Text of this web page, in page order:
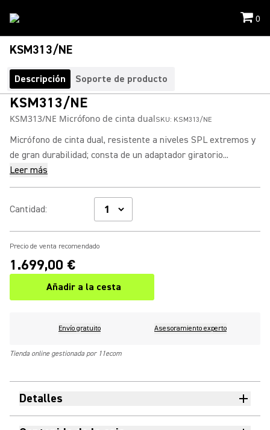
0
KSM313/NE
Descripción Soporte de producto
KSM313/NE
KSM313/NE Micrófono de cinta dualSKU: KSM313/NE
Micrófono de cinta dual, resistente a niveles SPL extremos y
de gran durabilidad; consta de un adaptador giratorio...
Leer más
Cantidad:
Precio de venta recomendado
1.699,00 €
Añadir a la cesta
Envío gratuito Asesoramiento experto
Tienda online gestionada por 11ecom
Detalles